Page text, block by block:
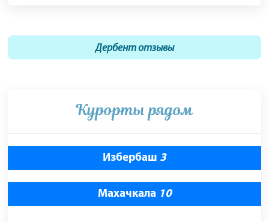
Дербент отзывы
Курорты рядом
Избербаш 3
Махачкала 10